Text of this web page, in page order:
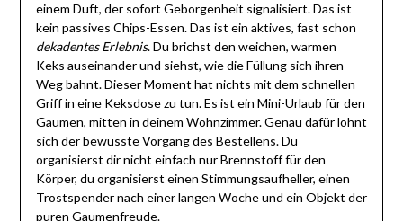
einem Duft, der sofort Geborgenheit signalisiert. Das ist
kein passives Chips-Essen. Das ist ein aktives, fast schon
dekadentes Erlebnis. Du brichst den weichen, warmen
Keks auseinander und siehst, wie die Füllung sich ihren
Weg bahnt. Dieser Moment hat nichts mit dem schnellen
Griff in eine Keksdose zu tun. Es ist ein Mini-Urlaub für den
Gaumen, mitten in deinem Wohnzimmer. Genau dafür lohnt
sich der bewusste Vorgang des Bestellens. Du
organisierst dir nicht einfach nur Brennstoff für den
Körper, du organisierst einen Stimmungsaufheller, einen
Trostspender nach einer langen Woche und ein Objekt der
puren Gaumenfreude.